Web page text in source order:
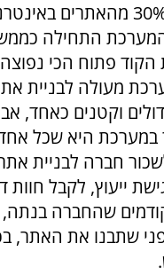
כיום למעלה מ-30%
התחילה
פתוח הכי
מעולה לבניית
וקטנים כאחד,
במערכת היא שכל
חברה לבניית
ייעוץ, לקבל חוות
שהחברה
שתבנו את האתר,